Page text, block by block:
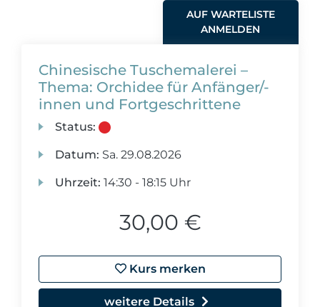
AUF WARTELISTE
ANMELDEN
Chinesische Tuschemalerei –
Thema: Orchidee für Anfänger/-
innen und Fortgeschrittene
Status:
Datum: Sa. 29.08.2026
Uhrzeit: 14:30 - 18:15 Uhr
30,00 €
Kurs merken
weitere Details